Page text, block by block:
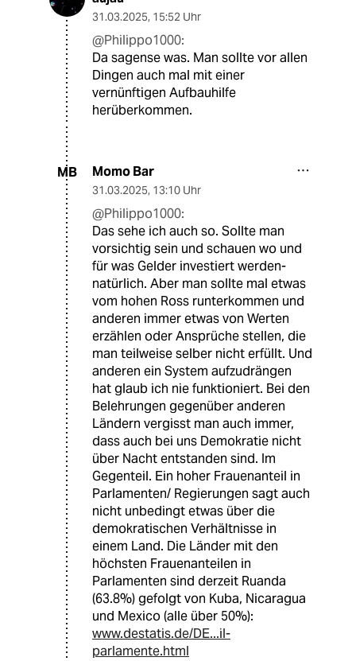
31.03.2025, 15:52 Uhr
@Philippo1000:
Da sagense was. Man sollte vor allen
Dingen auch mal mit einer
vernünftigen Aufbauhilfe
herüberkommen.
MB Momo Bar
31.03.2025, 13:10 Uhr
@Philippo1000:
Das sehe ich auch so. Sollte man
vorsichtig sein und schauen wo und
für was Gelder investiert werden-
natürlich. Aber man sollte mal etwas
vom hohen Ross runterkommen und
anderen immer etwas von Werten
erzählen oder Ansprüche stellen, die
man teilweise selber nicht erfüllt. Und
anderen ein System aufzudrängen
hat glaub ich nie funktioniert. Bei den
Belehrungen gegenüber anderen
Ländern vergisst man auch immer,
dass auch bei uns Demokratie nicht
über Nacht entstanden sind. Im
Gegenteil. Ein hoher Frauenanteil in
Parlamenten/ Regierungen sagt auch
nicht unbedingt etwas über die
demokratischen Verhältnisse in
einem Land. Die Länder mit den
höchsten Frauenanteilen in
Parlamenten sind derzeit Ruanda
(63.8%) gefolgt von Kuba, Nicaragua
und Mexico (alle über 50%):
www.destatis.de/DE...il-
parlamente.html